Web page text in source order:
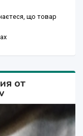
що товар
от